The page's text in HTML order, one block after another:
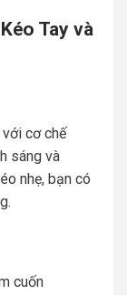
Tay và
cơ chế
sáng và
nhẹ, bạn có
cuốn